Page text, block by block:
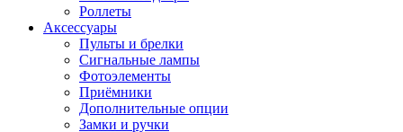
Роллеты
Аксессуары
Пульты и брелки
Сигнальные лампы
Фотоэлементы
Приёмники
Дополнительные опции
Замки и ручки